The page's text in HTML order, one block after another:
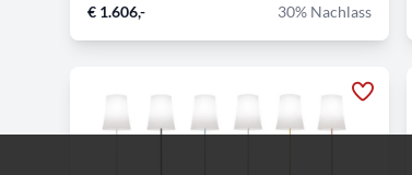
€ 1.606,- 30% Nachlass